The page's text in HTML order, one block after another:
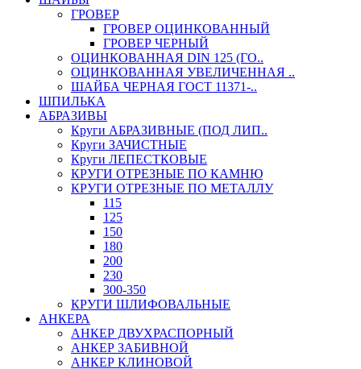
ГРОВЕР
ГРОВЕР ОЦИНКОВАННЫЙ
ГРОВЕР ЧЕРНЫЙ
ОЦИНКОВАННАЯ DIN 125 (ГО..
ОЦИНКОВАННАЯ УВЕЛИЧЕННАЯ ..
ШАЙБА ЧЕРНАЯ ГОСТ 11371-..
ШПИЛЬКА
АБРАЗИВЫ
Круги АБРАЗИВНЫЕ (ПОД ЛИП..
Круги ЗАЧИСТНЫЕ
Круги ЛЕПЕСТКОВЫЕ
КРУГИ ОТРЕЗНЫЕ ПО КАМНЮ
КРУГИ ОТРЕЗНЫЕ ПО МЕТАЛЛУ
115
125
150
180
200
230
300-350
КРУГИ ШЛИФОВАЛЬНЫЕ
АНКЕРА
АНКЕР ДВУХРАСПОРНЫЙ
АНКЕР ЗАБИВНОЙ
АНКЕР КЛИНОВОЙ